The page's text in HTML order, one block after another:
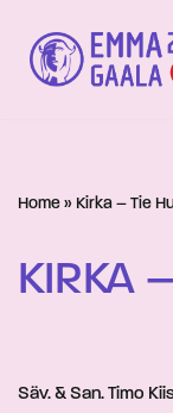
Siirry
suoraan
Home » Kirka – Tie
KIRKA
Säv. & San. Timo